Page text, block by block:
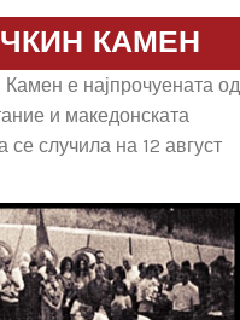
КАМЕН
е најпрочуената од
и македонската
случила на 12 август